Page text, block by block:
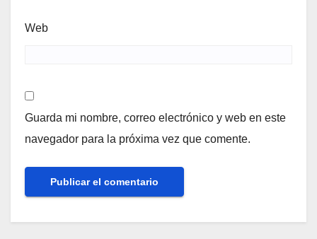
Web
Guarda mi nombre, correo electrónico y web en este
navegador para la próxima vez que comente.